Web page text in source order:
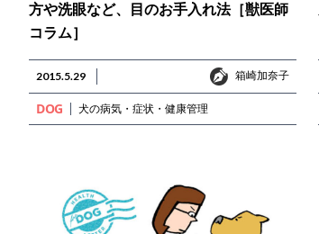
方や洗眼など、目のお手入れ法［獣医師
コラム］
2015.5.29 箱崎加奈子
箱崎加奈子
DOG 犬の病気・症状・健康管理